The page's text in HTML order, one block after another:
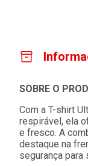
SOBRE O
Com a T-shirt
respirável, ela
e fresco. A
destaque na
segurança para